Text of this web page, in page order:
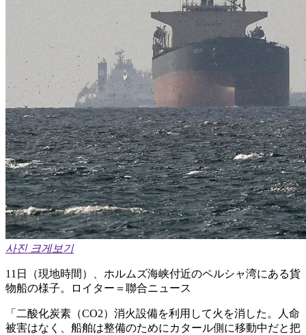
사진 크게보기
11日（現地時間）、ホルムズ海峡付近のペルシャ湾にある貨
物船の様子。ロイター＝聯合ニュース
「二酸化炭素（CO2）消火設備を利用して火を消した。人命
被害はなく、船舶は整備のためにカタール側に移動中だと把